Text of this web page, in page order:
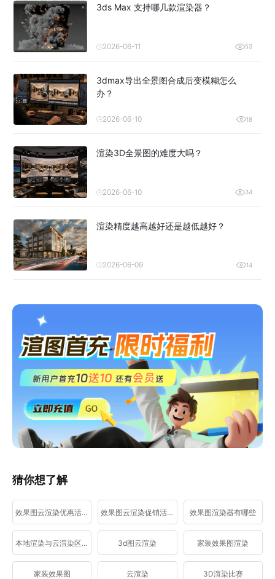
3ds Max 支持哪几款渲染器？
2026-06-11 53
3dmax导出全景图合成后变模糊怎么
办？
2026-06-10 18
渲染3D全景图的难度大吗？
2026-06-10 34
渲染精度越高越好还是越低越好？
2026-06-09 14
猜你想了解
效果图云渲染优惠活动 效果图云渲染促销活动 效果图渲染器有哪些
本地渲染与云渲染区别 3d图云渲染 家装效果图渲染
家装效果图 云渲染 3D渲染比赛